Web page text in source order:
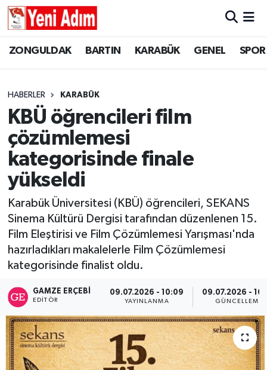
ZONGULDAK BARTIN KARABÜK GENEL SPOR
HABERLER KARABÜK
KBÜ öğrencileri film
çözümlemesi
kategorisinde finale
yükseldi
Karabük Üniversitesi (KBÜ) öğrencileri, SEKANS
Sinema Kültürü Dergisi tarafından düzenlenen 15.
Film Eleştirisi ve Film Çözümlemesi Yarışması'nda
hazırladıkları makalelerle Film Çözümlemesi
kategorisinde finalist oldu.
GAMZE ERÇEBI
EDITÖR
09.07.2026 - 10:09
YAYINLANMA
09.07.2026 -
GÜNCELLEME
ZONGULDAK
ASAYİŞ
GÜNCEL
SİYASET
RESMİ İLAN
ZONGULDAK
KARABÜK
GENEL
SPOR
SİYASET
SAĞLIK
GÜNCEL
RESMİ İLAN
Künye
Zonguldak Hava Durumu
Süper Lig Puan Durumu ve Fikstür
Tüm Manşetler
Son Dakika Haberleri
Haber Arşivi